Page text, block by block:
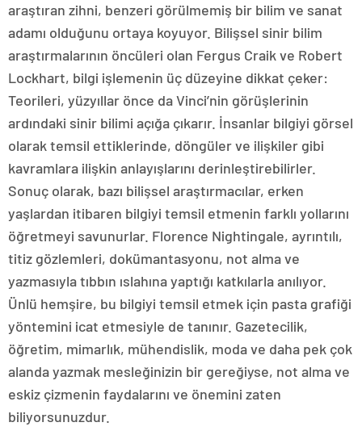
araştıran zihni, benzeri görülmemiş bir bilim ve sanat
adamı olduğunu ortaya koyuyor. Bilişsel sinir bilim
araştırmalarının öncüleri olan Fergus Craik ve Robert
Lockhart, bilgi işlemenin üç düzeyine dikkat çeker:
Teorileri, yüzyıllar önce da Vinci’nin görüşlerinin
ardındaki sinir bilimi açığa çıkarır. İnsanlar bilgiyi görsel
olarak temsil ettiklerinde, döngüler ve ilişkiler gibi
kavramlara ilişkin anlayışlarını derinleştirebilirler.
Sonuç olarak, bazı bilişsel araştırmacılar, erken
yaşlardan itibaren bilgiyi temsil etmenin farklı yollarını
öğretmeyi savunurlar. Florence Nightingale, ayrıntılı,
titiz gözlemleri, dokümantasyonu, not alma ve
yazmasıyla tıbbın ıslahına yaptığı katkılarla anılıyor.
Ünlü hemşire, bu bilgiyi temsil etmek için pasta grafiği
yöntemini icat etmesiyle de tanınır. Gazetecilik,
öğretim, mimarlık, mühendislik, moda ve daha pek çok
alanda yazmak mesleğinizin bir gereğiyse, not alma ve
eskiz çizmenin faydalarını ve önemini zaten
biliyorsunuzdur.